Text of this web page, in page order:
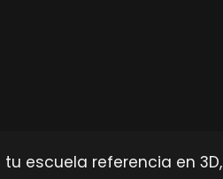
escuela referencia en 3D,